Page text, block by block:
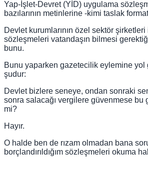
Yap-İşlet-Devret (YİD) uygulama
bazılarının metinlerine -kimi taslak
Devlet kurumlarının özel sektör şirketleri
sözleşmeleri vatandaşın bilmesi
bunu.
Bunu yaparken gazetecilik eylemine yol
şudur:
Devlet bizlere seneye, ondan sonraki
sonra salacağı vergilere güvenmese bu
mi?
Hayır.
O halde ben de rızam olmadan bana
borçlandırıldığım sözleşmeleri okuma